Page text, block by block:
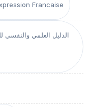
Francaise
الدليل العلمي والنفسي